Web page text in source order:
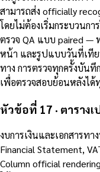
สามารถส่ง officially
โดยไม่ต้องเริ่มกระบวนก
ตรวจ QA แบบ paired —
หน้า และรูปแบบวันที่เที
ทาง การตรวจทุกครั้งบัน
เพื่อตรวจสอบย้อนหลังได้
หัวข้อที่ 17 · ตาราง
งบการเงินและเอกสารท
Financial Statement,
Column official